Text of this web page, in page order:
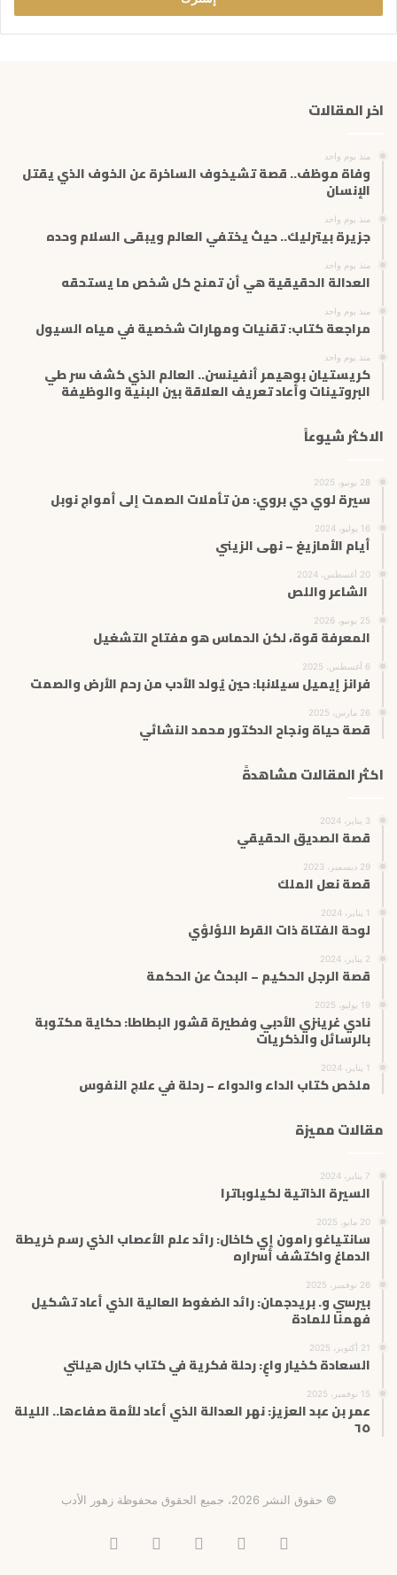
ب
ر
ر
اخر المقالات
منذ يوم واحد
وفاة موظف.. قصة تشيخوف الساخرة عن الخوف الذي يقتل
الإنسان
منذ يوم واحد
جزيرة بيترليك.. حيث يختفي العالم ويبقى السلام وحده
منذ يوم واحد
العدالة الحقيقية هي أن تمنح كل شخص ما يستحقه
منذ يوم واحد
مراجعة كتاب: تقنيات ومهارات شخصية في مياه السيول
منذ يوم واحد
كريستيان بوهيمر أنفينسن.. العالم الذي كشف سر طي
البروتينات وأعاد تعريف العلاقة بين البنية والوظيفة
الاكثر شيوعاً
28 يونيو، 2025
سيرة لوي دي بروي: من تأملات الصمت إلى أمواج نوبل
16 يوليو، 2024
أيام الأمازيغ – نهى الزيني
20 أغسطس، 2024
الشاعر واللص
25 يونيو، 2026
المعرفة قوة، لكن الحماس هو مفتاح التشغيل
6 أغسطس، 2025
فرانز إيميل سيلانبا: حين يُولد الأدب من رحم الأرض والصمت
26 مارس، 2025
قصة حياة ونجاح الدكتور محمد النشائي
اكثر المقالات مشاهدةً
3 يناير، 2024
قصة الصديق الحقيقي
29 ديسمبر، 2023
قصة نعل الملك
1 يناير، 2024
لوحة الفتاة ذات القرط اللؤلؤي
2 يناير، 2024
قصة الرجل الحكيم – البحث عن الحكمة
19 يوليو، 2025
نادي غرينزي الأدبي وفطيرة قشور البطاطا: حكاية مكتوبة
بالرسائل والذكريات
1 يناير، 2024
ملخص كتاب الداء والدواء – رحلة في علاج النفوس
مقالات مميزة
7 يناير، 2024
السيرة الذاتية لكيلوباترا
20 مايو، 2025
سانتياغو رامون إي كاخال: رائد علم الأعصاب الذي رسم خريطة
الدماغ واكتشف أسراره
26 نوفمبر، 2025
بيرسي و. بريدجمان: رائد الضغوط العالية الذي أعاد تشكيل
فهمنا للمادة
21 أكتوبر، 2025
السعادة كخيار واعٍ: رحلة فكرية في كتاب كارل هيلتي
15 نوفمبر، 2025
عمر بن عبد العزيز: نهر العدالة الذي أعاد للأمة صفاءها.. الليلة
٦٥
© حقوق النشر 2026، جميع الحقوق محفوظة زهور الأدب
فيسبوك انستقرامتيلقرام